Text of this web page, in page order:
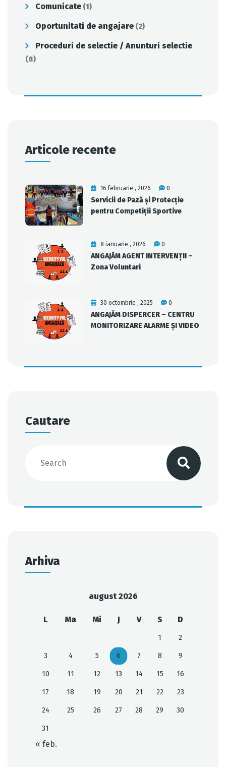
Comunicate (1)
Oportunitati de angajare (2)
Proceduri de selectie / Anunturi selectie
(8)
Articole recente
16 februarie , 2026 0
Servicii de Pază și Protecție
pentru Competiții Sportive
8 ianuarie , 2026 0
ANGAJĂM AGENT INTERVENȚII –
Zona Voluntari
30 octombrie , 2025 0
ANGAJĂM DISPERCER – CENTRU
MONITORIZARE ALARME ȘI VIDEO
Cautare
Arhiva
august 2026
L Ma Mi J V S D
1 2
3 4 5 6 7 8 9
10 11 12 13 14 15 16
17 18 19 20 21 22 23
24 25 26 27 28 29 30
31
« feb.